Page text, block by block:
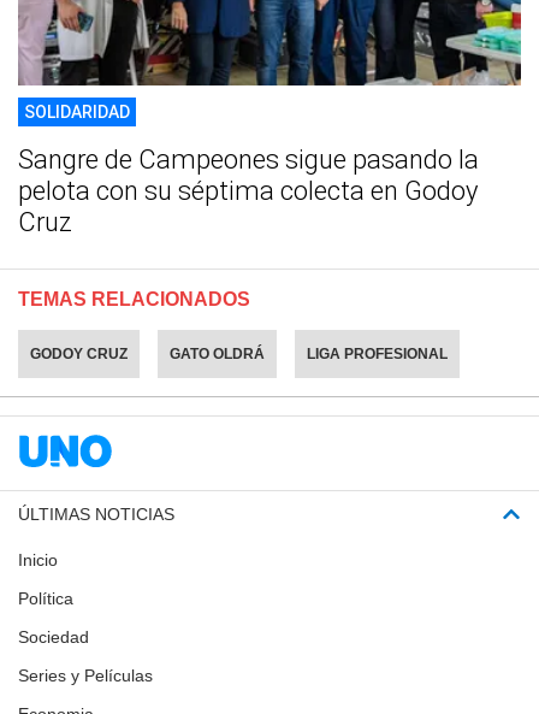
SOLIDARIDAD
Sangre de Campeones sigue pasando la
pelota con su séptima colecta en Godoy
Cruz
TEMAS RELACIONADOS
GODOY CRUZ GATO OLDRÁ LIGA PROFESIONAL
ÚLTIMAS NOTICIAS
Inicio
Política
Sociedad
Series y Películas